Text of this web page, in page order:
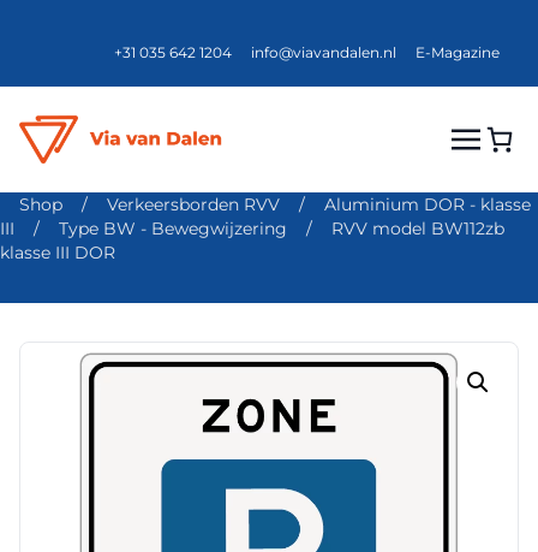
+31 035 642 1204 info@viavandalen.nl E-Magazine
Shop / Verkeersborden RVV /
Aluminium DOR - klasse
III
/ Type BW - Bewegwijzering /
RVV model BW112zb
klasse III DOR